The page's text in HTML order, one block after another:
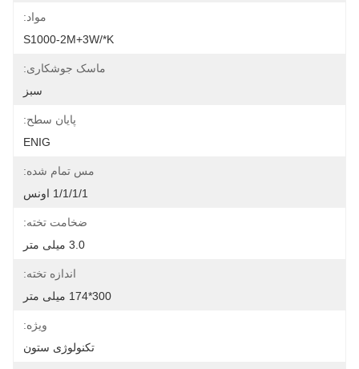
مواد:
S1000-2M+3W/*k
ماسک جوشکاری:
سبز
پایان سطح:
ENIG
مس تمام شده:
1/1/1/1 اونس
ضخامت تخته:
3.0 میلی متر
اندازه تخته:
300*174 میلی متر
ویژه:
تکنولوژی ستون